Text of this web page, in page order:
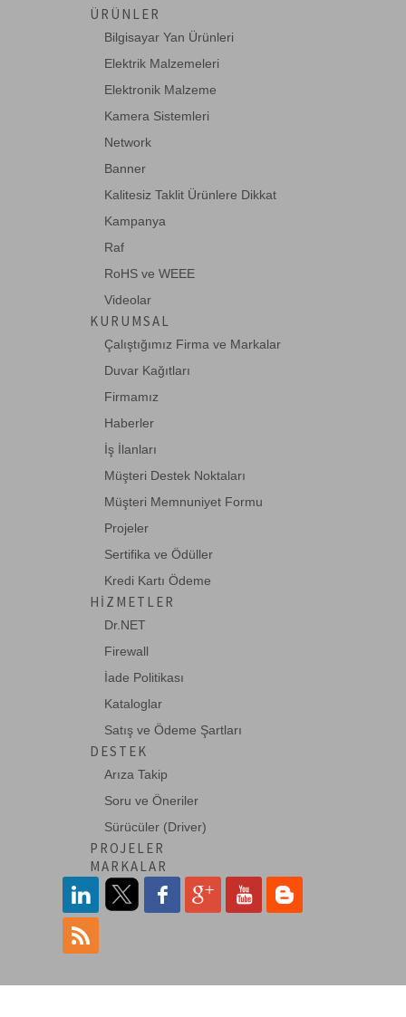
BC-PWR-C13-C14-018DCZH
Beek Güç Kablosu C13 <-> C14, 1.8
metre, 1.5mm Ti-->
BC-PWR-C14-C15-018DC
metre, H05VV-F-->
metre 3*1.5MM-->
BC-PWR-C19-C20-018MDC
1.8 metre, H-->
F1.0*3, SF-3-->
Beek Güç Kablosu Schuko <-> C15, 1.8
metre, H05VV-->
3x0.75mm
BC-PWR-SCH-C19-018
metre, 1.00 mm<-->
BC-PWR-SCH-C19-018DCZH
Beek Güç Kablosu, Schuko to C19 1.8 mt
H05VV-F 3*-->
ÜRÜNLER
Bilgisayar Yan Ürünleri
Elektrik Malzemeleri
Elektronik Malzeme
Kamera Sistemleri
Network
Banner
Kalitesiz Taklit Ürünlere Dikkat
Kampanya
Raf
RoHS ve WEEE
Videolar
KURUMSAL
Çalıştığımız Firma ve Markalar
Duvar Kağıtları
Firmamız
Haberler
İş İlanları
Müşteri Destek Noktaları
Müşteri Memnuniyet Formu
Projeler
Sertifika ve Ödüller
Kredi Kartı Ödeme
HIZMETLER
Dr.NET
Firewall
İade Politikası
Kataloglar
Satış ve Ödeme Şartları
DESTEK
Arıza Takip
Soru ve Öneriler
Sürücüler (Driver)
PROJELER
MARKALAR